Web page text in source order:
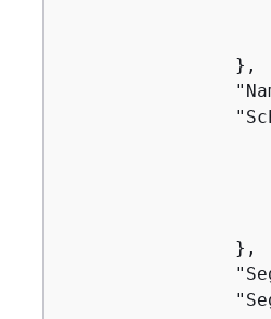
                },
                },